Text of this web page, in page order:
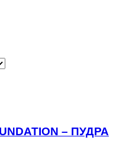
– ПУДРА